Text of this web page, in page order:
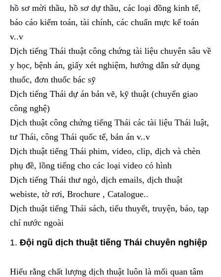
hồ sơ mời thầu, hồ sơ dự thầu, các loại đồng kinh tế,
báo cáo kiểm toán, tài chính, các chuẩn mực kế toán
v..v
Dịch tiếng Thái thuật công chứng tài liệu chuyên sâu về
y học, bệnh án, giấy xét nghiệm, hướng dẫn sử dụng
thuốc, đơn thuốc bác sỹ
Dịch tiếng Thái dự án bản vẽ, kỹ thuật (chuyển giao
công nghệ)
Dịch thuật công chứng tiếng Thái các tài liệu Thái luật,
tư Thái, công Thái quốc tế, bản án v..v
Dịch thuật tiếng Thái phim, video, clip, dịch và chèn
phụ đề, lồng tiếng cho các loại video có hình
Dịch tiếng Thái thư ngỏ, dịch emails, dịch thuật
webiste, tờ rơi, Brochure , Catalogue..
Dịch thuật tiếng Thái sách, tiểu thuyết, truyện, báo, tạp
chí nước ngoài
Đội ngũ dịch thuật tiếng Thái chuyên nghiệp
Hiểu rằng chất lượng dịch thuật luôn là mối quan tâm